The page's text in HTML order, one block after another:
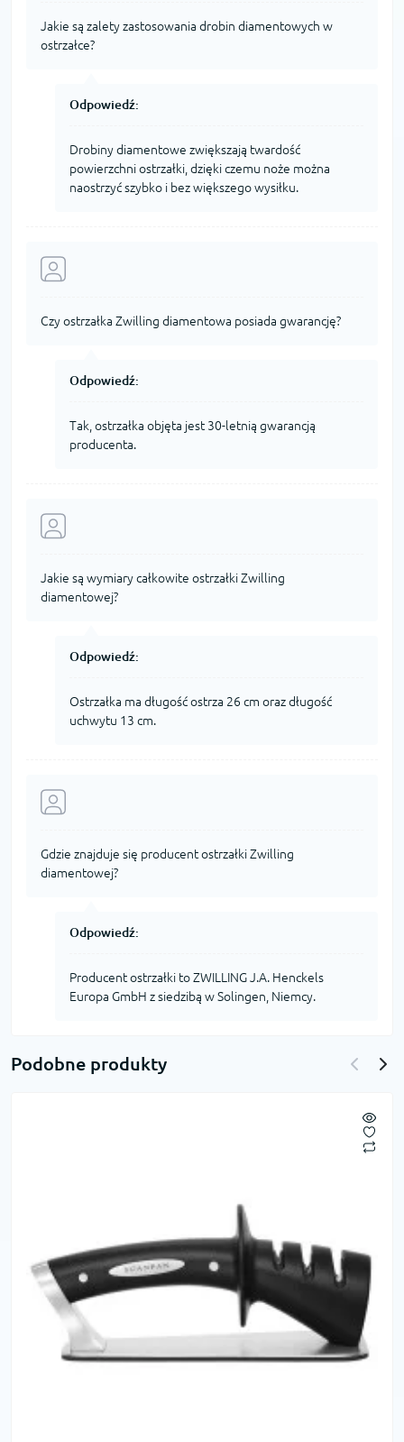
Jakie są zalety zastosowania drobin diamentowych w
ostrzałce?
Odpowiedź:
Drobiny diamentowe zwiększają twardość
powierzchni ostrzałki, dzięki czemu noże można
naostrzyć szybko i bez większego wysiłku.
Czy ostrzałka Zwilling diamentowa posiada gwarancję?
Odpowiedź:
Tak, ostrzałka objęta jest 30-letnią gwarancją
producenta.
Jakie są wymiary całkowite ostrzałki Zwilling
diamentowej?
Odpowiedź:
Ostrzałka ma długość ostrza 26 cm oraz długość
uchwytu 13 cm.
Gdzie znajduje się producent ostrzałki Zwilling
diamentowej?
Odpowiedź:
Producent ostrzałki to ZWILLING J.A. Henckels
Europa GmbH z siedzibą w Solingen, Niemcy.
Podobne produkty